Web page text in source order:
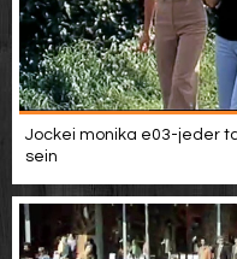
Jockei monika e03-jeder
sein